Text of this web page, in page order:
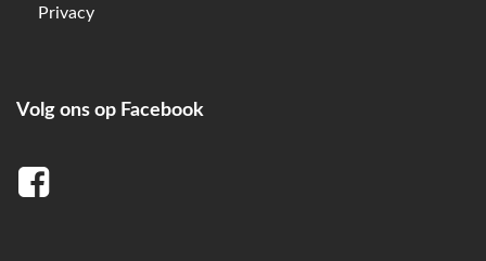
Privacy
Volg ons op Facebook